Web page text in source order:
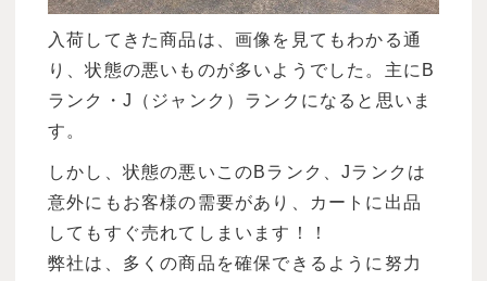
入荷してきた商品は、画像を見てもわかる通
り、状態の悪いものが多いようでした。主にB
ランク・J（ジャンク）ランクになると思いま
す。
しかし、状態の悪いこのBランク、Jランクは
意外にもお客様の需要があり、カートに出品
してもすぐ売れてしまいます！！
弊社は、多くの商品を確保できるように努力